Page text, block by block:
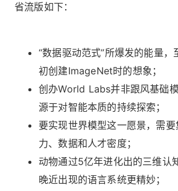
省流版如下：
“数据驱动范式”所爆发的能量，
初创建ImageNet时的想象；
创办World Labs并非跟风基础
源于对智能本质的持续探索；
要实现世界模型这一愿景，需
力、数据和人才密度；
动物通过5亿年进化出的三维认
晚近出现的语言系统更精妙；